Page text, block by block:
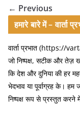
o
o
k
← Previous
हमारे बारे में – वार्ता
वार्ता प्रभात (https://
जो निष्पक्ष, सटीक और तेज़
कि देश और दुनिया की हर
भेदभाव या पूर्वाग्रह के।
निष्पक्ष रूप से प्रस्तुत करने